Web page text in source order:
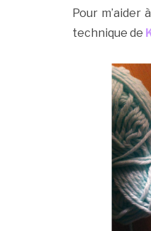
Pour
technique de